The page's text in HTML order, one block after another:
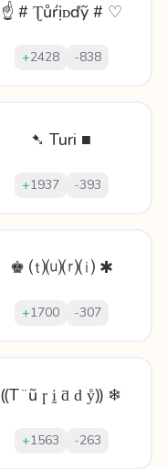
☝ # Ʈůŕịᴅďỹ # ♡
+2428 -838
➷ Turi ■
+1937 -393
♚ ⒯⒰⒭⒤ ✱
+1700 -307
⸨T ̈ ũ ɼ ḭ ƌ ԁ ẙ⸩ ❄
+1563 -263